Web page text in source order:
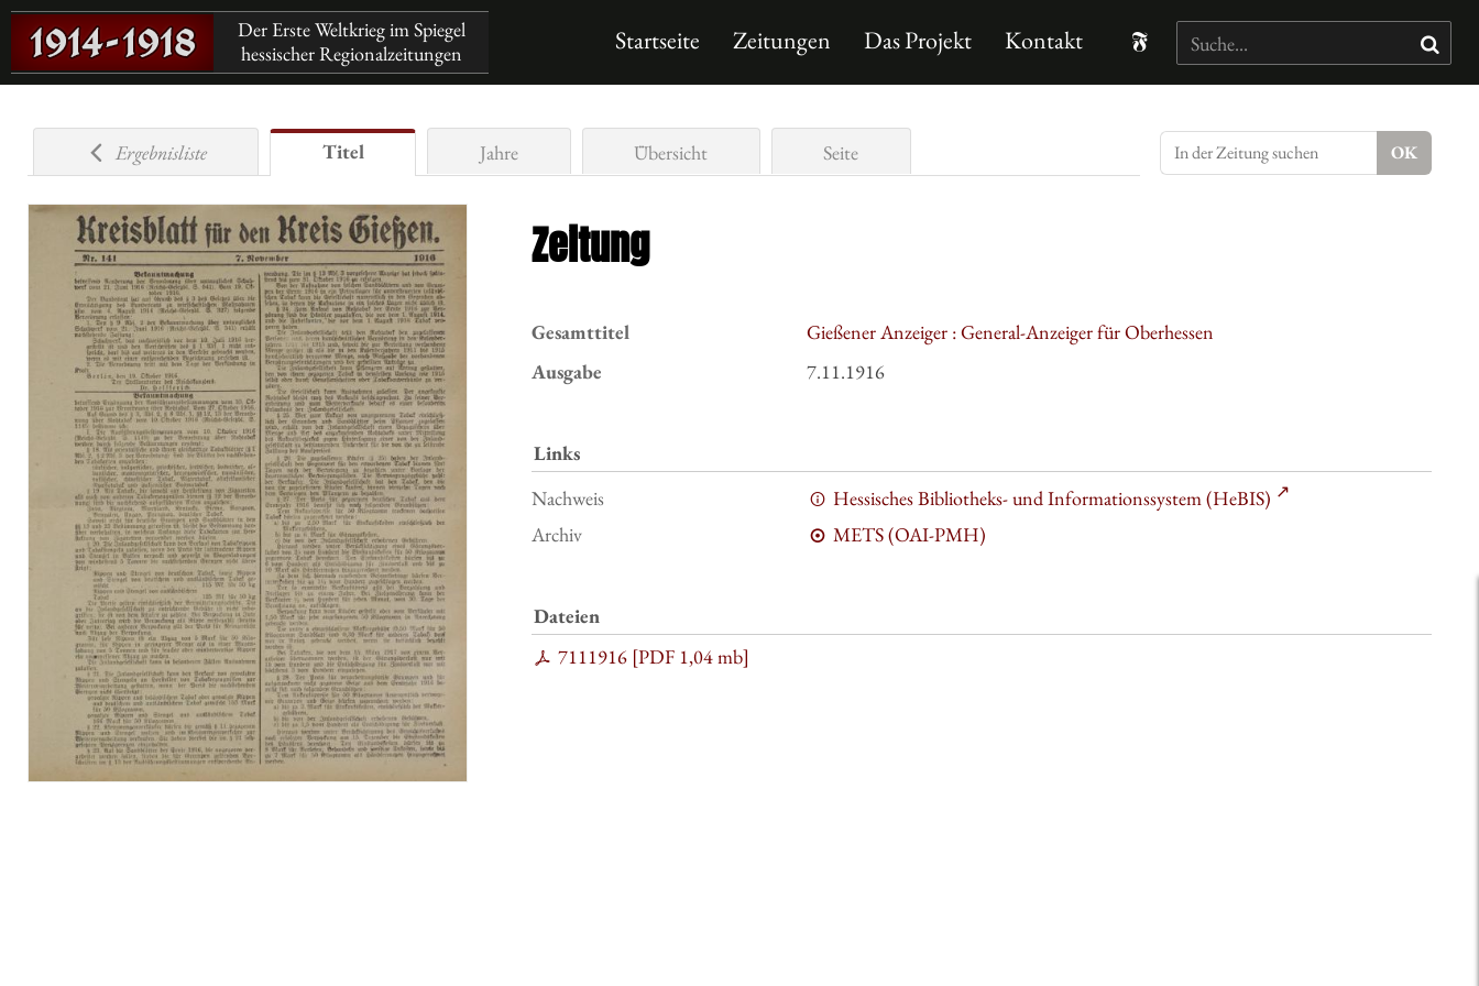
Der Erste Weltkrieg im Spiegel
hessischer Regionalzeitungen
Startseite Zeitungen Das Projekt Kontakt
Ergebnisliste Titel Jahre Übersicht Seite
Zeitung
Gesamttitel
Gießener Anzeiger : General-Anzeiger für Oberhessen
Ausgabe
7.11.1916
Links
Nachweis
Hessisches Bibliotheks- und Informationssystem (HeBIS)
Archiv
METS (OAI-PMH)
Dateien
7111916 [PDF1,04 mb]